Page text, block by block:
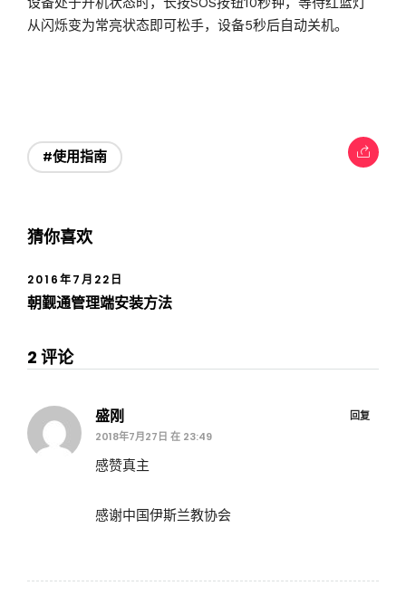
从闪烁变为常亮状态即可松手，设备5秒后自动关机。
#使用指南
猜你喜欢
2016年7月22日
朝觐通管理端安装方法
2 评论
盛刚
2018年7月27日 在 23:49
回复
感赞真主
感谢中国伊斯兰教协会